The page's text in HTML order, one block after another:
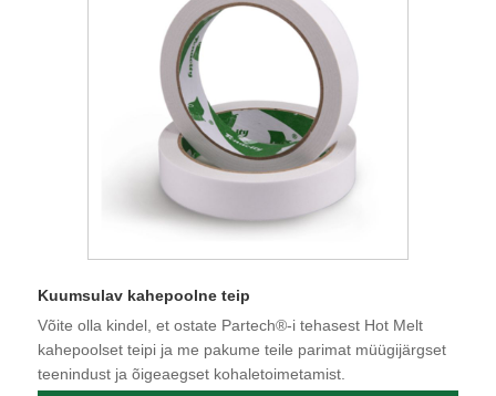
Kuumsulav kahepoolne teip
Võite olla kindel, et ostate Partech®-i tehasest Hot Melt
kahepoolset teipi ja me pakume teile parimat müügijärgset
teenindust ja õigeaegset kohaletoimetamist.